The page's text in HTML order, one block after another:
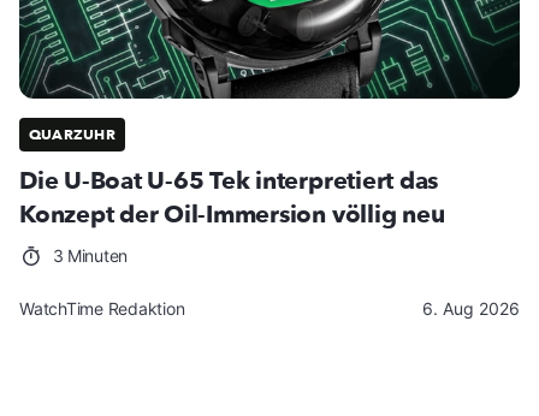
QUARZUHR
Die U-Boat U-65 Tek interpretiert das
Konzept der Oil-Immersion völlig neu
3 Minuten
WatchTime Redaktion 6. Aug 2026